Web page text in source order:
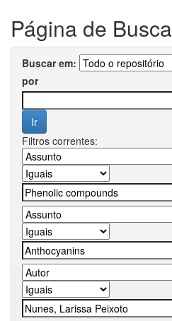
Página de Busca
Buscar em:
por
Filtros correntes: